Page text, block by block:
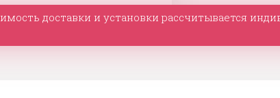
доставки и установки рассчитывается